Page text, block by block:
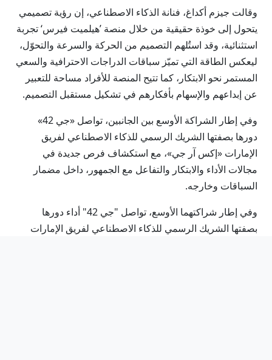
وقالت جيزم أكداغ، فنانة الذكاء الاصطناعي، إن رؤية تصميمي
يتحول إلى خوذة حقيقية من خلال منصة ’هيلميت فيرس‘ تجربة
استثنائية، وقد استُلهم التصميم من الحركة والسرعة والتحوّل،
ليعكس الطاقة التي تميّز سباقات الدراجات الاحترافية والسعي
المستمر نحو الابتكار، كما تتيح المنصة للأفراد مساحة للتعبير
عن إبداعهم والإسهام بأفكارهم في تشكيل مستقبل التصميم.
وفي إطار الشراكة الأوسع بين الجانبين، تواصل «جي 42»
دورها بصفتها الشريك الرسمي للذكاء الاصطناعي لفريق
الإمارات «إكس آر جي»، مع استكشاف فرص جديدة في
مجالات الأداء والابتكار والتفاعل مع الجمهور، داخل مضمار
السباقات وخارجه.
وفي إطار شراكتهما الأوسع، تواصل "جي 42" أداء دورها
بصفتها الشريك الرسمي للذكاء الاصطناعي لفريق الإمارات